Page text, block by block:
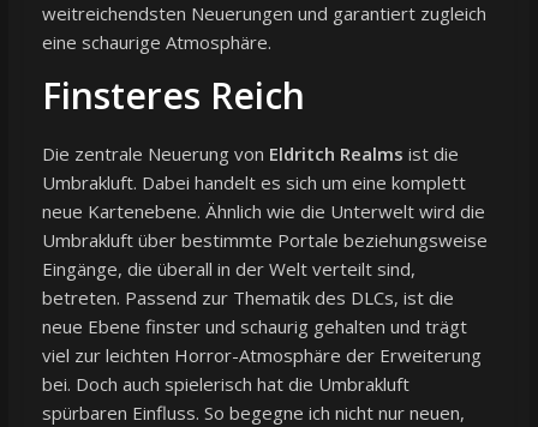
weitreichendsten Neuerungen und garantiert zugleich
eine schaurige Atmosphäre.
Finsteres Reich
Die zentrale Neuerung von Eldritch Realms ist die
Umbrakluft. Dabei handelt es sich um eine komplett
neue Kartenebene. Ähnlich wie die Unterwelt wird die
Umbrakluft über bestimmte Portale beziehungsweise
Eingänge, die überall in der Welt verteilt sind,
betreten. Passend zur Thematik des DLCs, ist die
neue Ebene finster und schaurig gehalten und trägt
viel zur leichten Horror-Atmosphäre der Erweiterung
bei. Doch auch spielerisch hat die Umbrakluft
spürbaren Einfluss. So begegne ich nicht nur neuen,